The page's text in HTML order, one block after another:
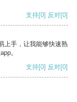
支持[0] 反对[0]
上手，让我能够快速熟
。
支持[0] 反对[0]